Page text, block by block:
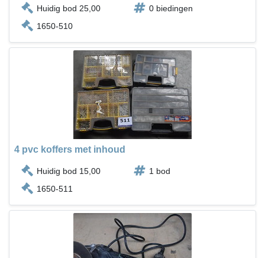
Huidig bod 25,00
0 biedingen
1650-510
4 pvc koffers met inhoud
Huidig bod 15,00
1 bod
1650-511